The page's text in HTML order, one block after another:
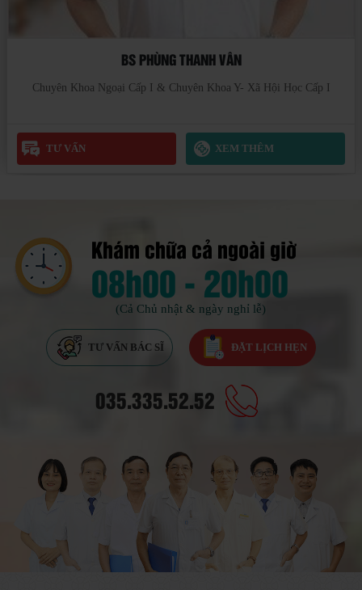
BS NGUYỄN ĐÌNH QUÝ
Chuyên Khoa Ngoại Cấp 1
TƯ VẤN XEM THÊM
Khám chữa cả ngoài giờ
08h00 - 20h00
(Cả Chủ nhật & ngày nghỉ lễ)
TƯ VẤN BÁC SĨ ĐẶT LỊCH HẸN
035.335.52.52